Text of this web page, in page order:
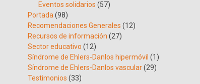
Eventos solidarios (57)
Portada (98)
Recomendaciones Generales (12)
Recursos de información (27)
Sector educativo (12)
Síndrome de Ehlers-Danlos hipermóvil (1)
Síndrome de Ehlers-Danlos vascular(29)
Testimonios (33)